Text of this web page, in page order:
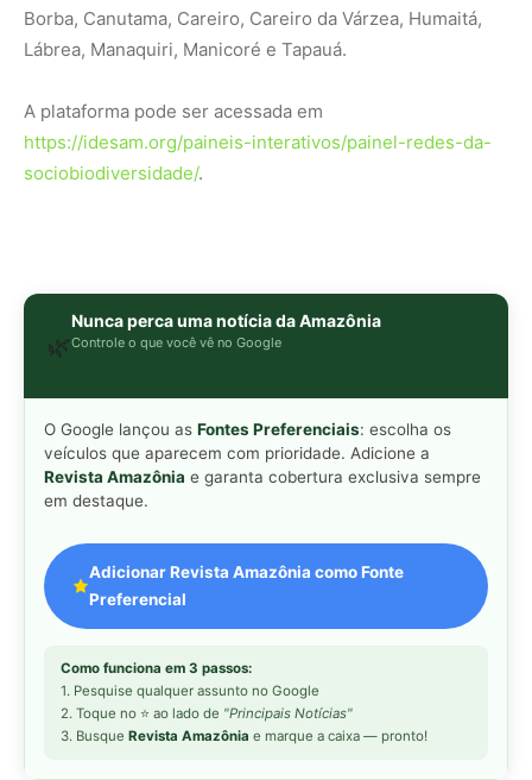
O Google lançou asFontes Preferenciais: escolha os
veículos que aparecem com prioridade. Adicione a
Revista Amazônia
e garanta cobertura exclusiva sempre
Adicionar Revista Amazônia como Fonte
Preferencial
3. BusqueRevista Amazôniae marque a caixa — pronto!
MAIS LIDAS DA SEMANA
aves marinhas removam ectoparasitas
acumulados em sua pele
2
para subjugar presas peçonhentas nos
campos
3
Poraquê sincroniza descargas
elétricas em grupo para amplificar